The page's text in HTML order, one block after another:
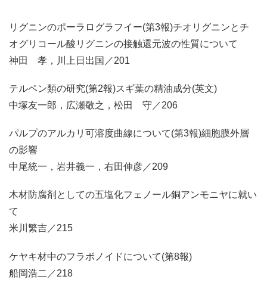
リグニンのポーラログラフイー(第3報)チオリグニンとチ
オグリコール酸リグニンの接触還元波の性質について
神田 孝，川上日出国／201
テルペン類の研究(第2報)スギ葉の精油成分(英文)
中塚友一郎，広瀬敬之，松田 守／206
パルプのアルカリ可溶度曲線について(第3報)細胞膜外層
の影響
中尾統一，岩井義一，右田伸彦／209
木材防腐剤としての五塩化フェノール銅アンモニヤに就い
て
米川繁吉／215
ケヤキ材中のフラボノイドについて(第8報)
船岡浩二／218